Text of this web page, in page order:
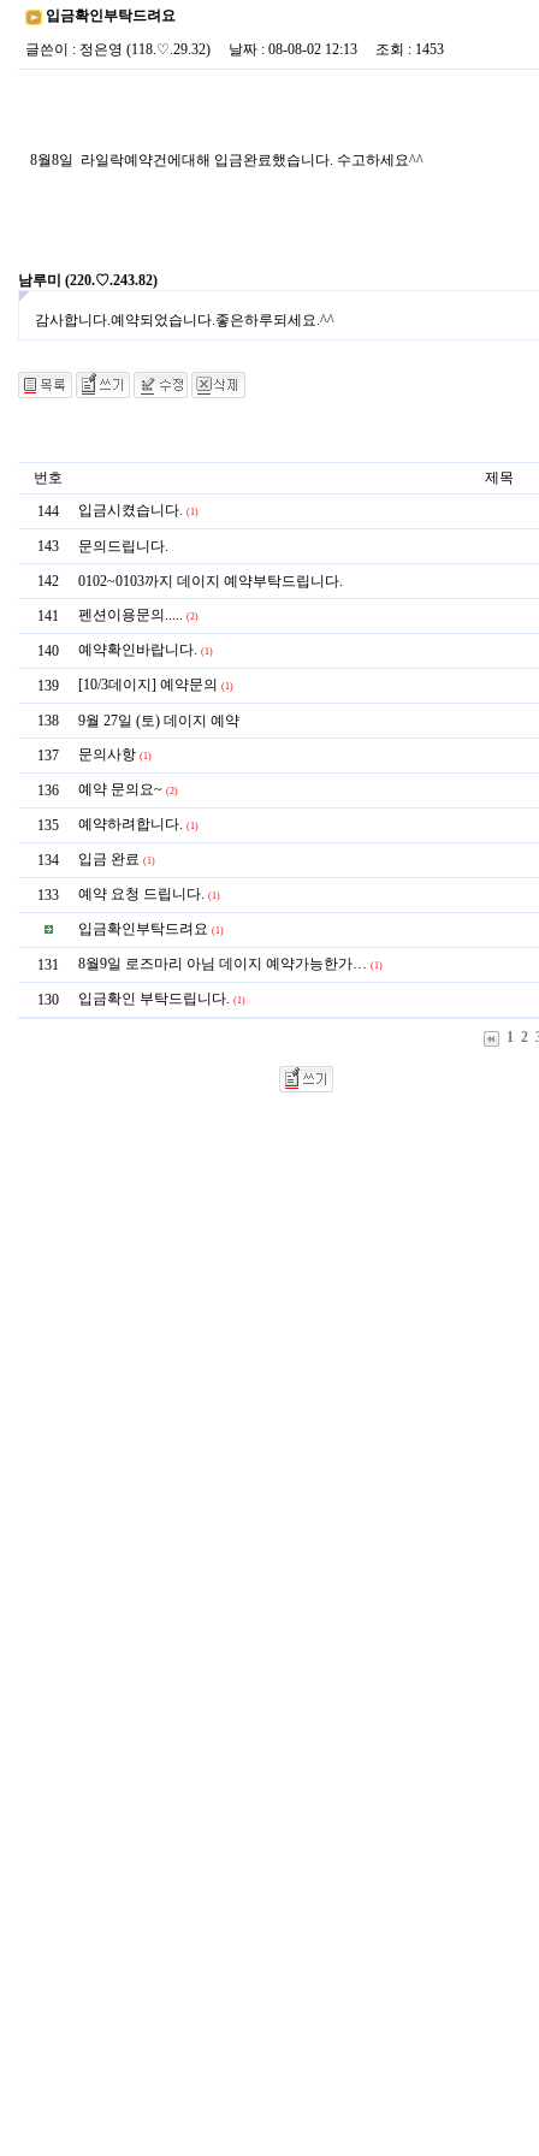
입금확인부탁드려요
글쓴이
: 정은영 (118.♡.29.32) 날짜 : 08-08-02 12:13 조회 : 1453
8월8일 라일락예약건에대해 입금완료했습니다. 수고하세요^^
남루미 (220.♡.243.82)
감사합니다.예약되었습니다.좋은하루되세요.^^
번호
제목
144
입금시켰습니다. (1)
143 문의드립니다.
142 0102~0103까지 데이지 예약부탁드립니다.
141 펜션이용문의..... (2)
140 예약확인바랍니다. (1)
139 [10/3데이지] 예약문의 (1)
138 9월 27일 (토) 데이지 예약
137 문의사항 (1)
136 예약 문의요~ (2)
135 예약하려합니다. (1)
134 입금 완료 (1)
133 예약 요청 드립니다. (1)
입금확인부탁드려요 (1)
131 8월9일 로즈마리 아님 데이지 예약가능한가… (1)
130 입금확인 부탁드립니다. (1)
1 2